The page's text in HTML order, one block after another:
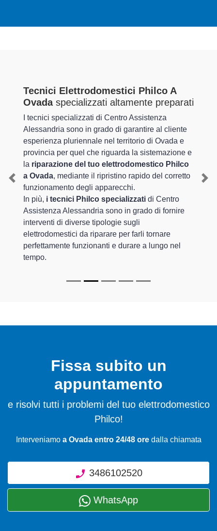
Tecnici Elettrodomestici Philco A
Ovadaspecializzati altamente preparati
I tecnici specializzati di Centro Assistenza
Alessandria sono in grado di garantire al cliente
esperienza pluriennale nel territorio di Ovada e
provincia per quel che riguarda la sistemazione e
la riparazione del tuo elettrodomestico Philco
a Ovada, mediante il ripristino rapido del corretto
funzionamento degli apparecchi.
In più, i tecnici Philco specializzati di Centro
Assistenza Alessandria sono in grado di fornire
interventi di diverse tipologie sugli
elettrodomestici da riparare per farli tornare
perfettamente funzionanti e durare a lungo nel
tempo.
Previous
Fissa subito un
appuntamento
e risolvi tutti i problemi del tuo elettrodomestico
Philco!
Interveniamo a Ovada entro 24/48 oredalla chiamata
3486102520
WhatsApp